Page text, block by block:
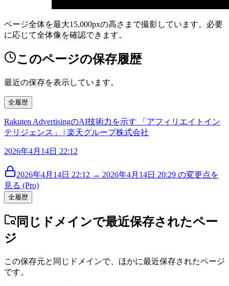
ページ全体を最大15,000pxの高さまで撮影しています。必要
に応じて全体像を確認できます。
このページの保存履歴
最近の保存を表示しています。
全履歴
Rakuten AdvertisingのAI技術力を示す 「アフィリエイトイン
テリジェンス」 | 楽天グループ株式会社
2026年4月14日 22:12
2026年4月14日 22:12 → 2026年4月14日 20:29 の変更点を
見る (Pro)
全履歴
同じドメインで最近保存されたペー
ジ
この保存元と同じドメインで、ほかに最近保存されたページ
です。